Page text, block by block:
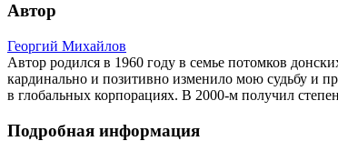
Автор
Георгий Михайлов
Автор родился в 1960 году в семье потомков
кардинально и позитивно изменило мою судьбу и
в глобальных корпорациях. В 2000-м получил
Подробная информация